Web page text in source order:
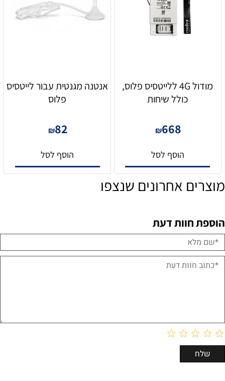
מודול 4G ללייטסיס פלוס,
כולל שיחות
₪668
הוסף לסל
אנטנה מגנטית עבור לייטסיס
פלוס
₪82
הוסף לסל
מוצרים אחרונים שנצפו
הוספת חוות דעת